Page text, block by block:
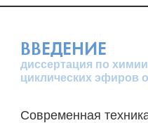
ВВЕДЕНИЕ
диссертация по
циклических эфиров
Современная